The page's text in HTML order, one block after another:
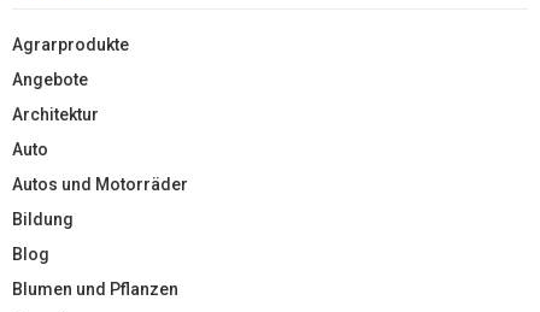
Agrarprodukte
Angebote
Architektur
Auto
Autos und Motorräder
Bildung
Blog
Blumen und Pflanzen